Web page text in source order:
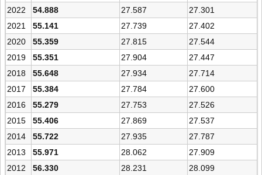
2022
54.888 27.587
27.301
2021
55.141 27.739
27.402
2020
55.359 27.815
27.544
2019
55.351 27.904
27.447
2018
55.648 27.934
27.714
2017
55.384 27.784
27.600
2016
55.279 27.753
27.526
2015
55.406 27.869
27.537
2014
55.722 27.935
27.787
2013
55.971 28.062
27.909
2012
56.330 28.231
28.099